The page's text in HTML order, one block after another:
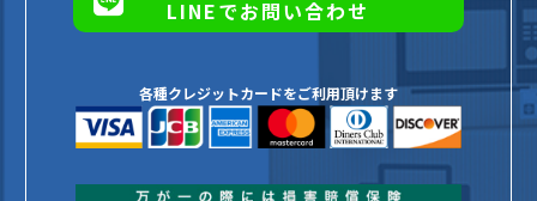
LINEでお問い合わせ
各種クレジットカードをご利用頂けます